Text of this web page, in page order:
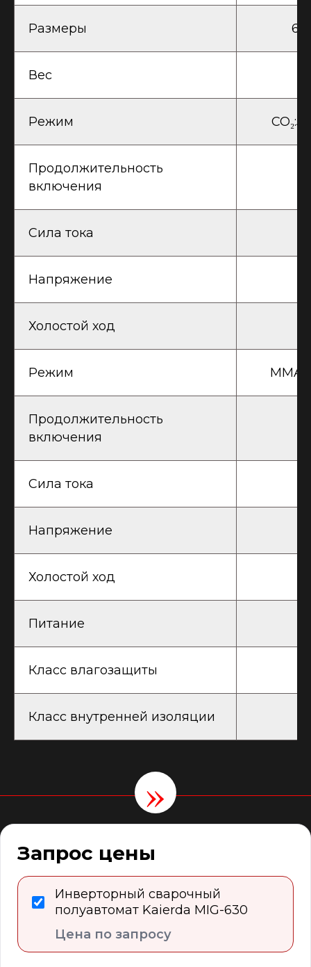
Размеры
Вес
Режим
Продолжительность
включения
Сила тока
Напряжение
Холостой ход
Режим
Продолжительность
включения
Сила тока
Напряжение
Холостой ход
Питание
Класс влагозащиты
Класс внутренней изоляции
»
Запрос цены
Инверторный сварочный
полуавтомат Kaierda MIG-630
Цена по запросу
TIG сварка
ОБОРУДОВАНИЕ
УСЛУГИ
Роботизированная сварка
Аудит сварочного производства
Каталог